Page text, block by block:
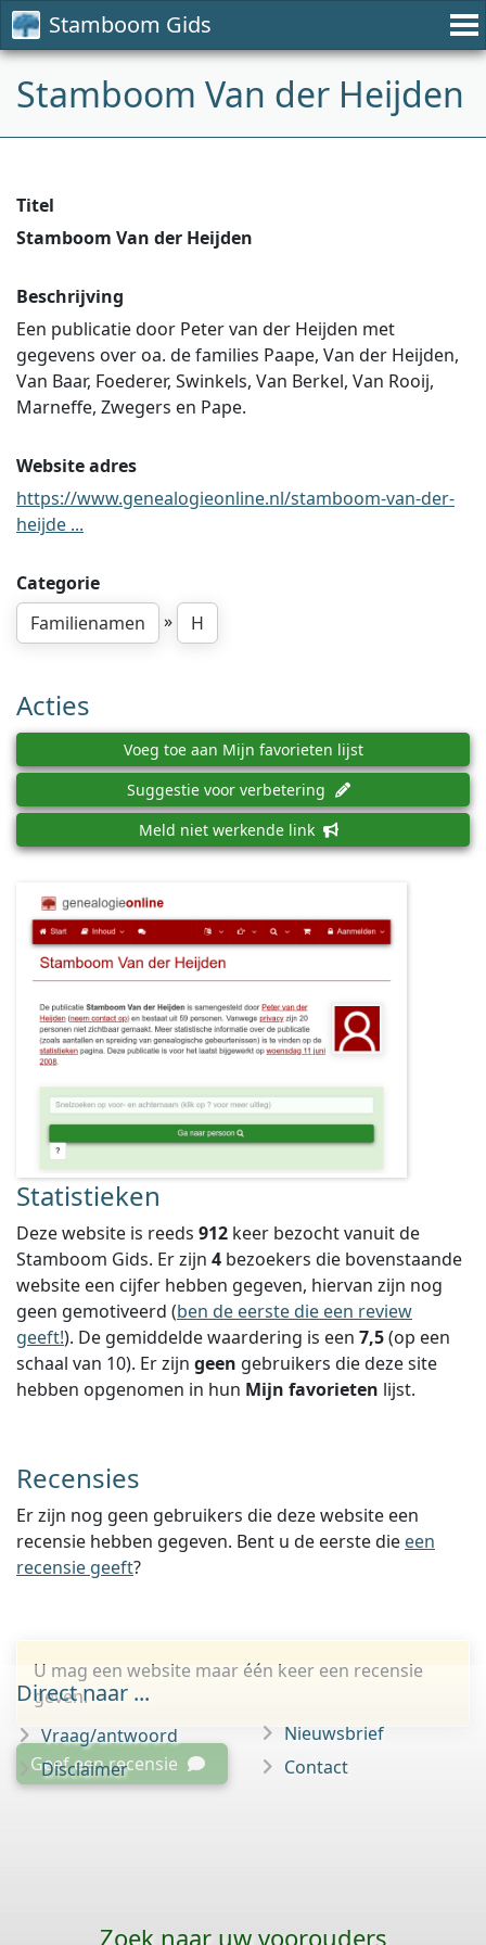
Stamboom Gids
Stamboom Van der Heijden
Titel
Stamboom Van der Heijden
Beschrijving
Een publicatie door Peter van der Heijden met
gegevens over oa. de families Paape, Van der Heijden,
Van Baar, Foederer, Swinkels, Van Berkel, Van Rooij,
Marneffe, Zwegers en Pape.
Website adres
https://www.genealogieonline.nl/stamboom-van-der-
heijde ...
Categorie
Familienamen
» H
Acties
Voeg toe aan Mijn favorieten lijst
Suggestie voor verbetering
Meld niet werkende link
Statistieken
Deze website is reeds 912 keer bezocht vanuit de
Stamboom Gids. Er zijn 4 bezoekers die bovenstaande
website een cijfer hebben gegeven, hiervan zijn nog
geen gemotiveerd (ben de eerste die een review
geeft!). De gemiddelde waardering is een 7,5(op een
schaal van 10). Er zijn geen gebruikers die deze site
hebben opgenomen in hun Mijn favorieten lijst.
Recensies
Er zijn nog geen gebruikers die deze website een
recensie hebben gegeven. Bent u de eerste die een
recensie geeft?
U mag een website maar één keer een recensie
geven.
Geef een recensie
Direct naar ...
Vraag/antwoord
Disclaimer
Nieuwsbrief
Contact
Zoek naar uw voorouders